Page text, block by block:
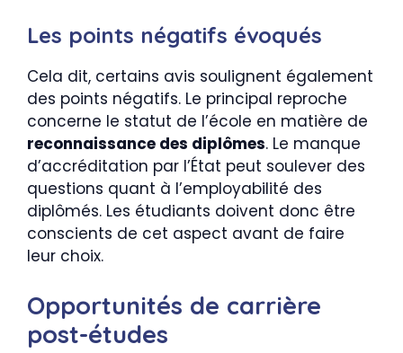
Les points négatifs évoqués
Cela dit, certains avis soulignent également
des points négatifs. Le principal reproche
concerne le statut de l’école en matière de
reconnaissance des diplômes. Le manque
d’accréditation par l’État peut soulever des
questions quant à l’employabilité des
diplômés. Les étudiants doivent donc être
conscients de cet aspect avant de faire
leur choix.
Opportunités de carrière
post-études